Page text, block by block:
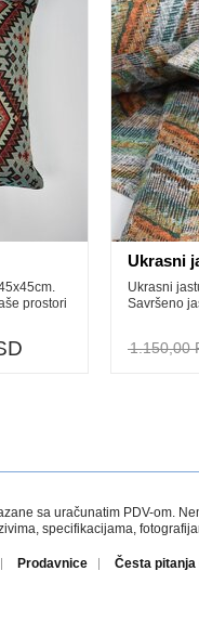
prostori
Ukrasni
Ukrasni
Savršeno
1.150,00
sa uračunatim PDV-om.
specifikacijama,
Prodavnice Česta pitanja